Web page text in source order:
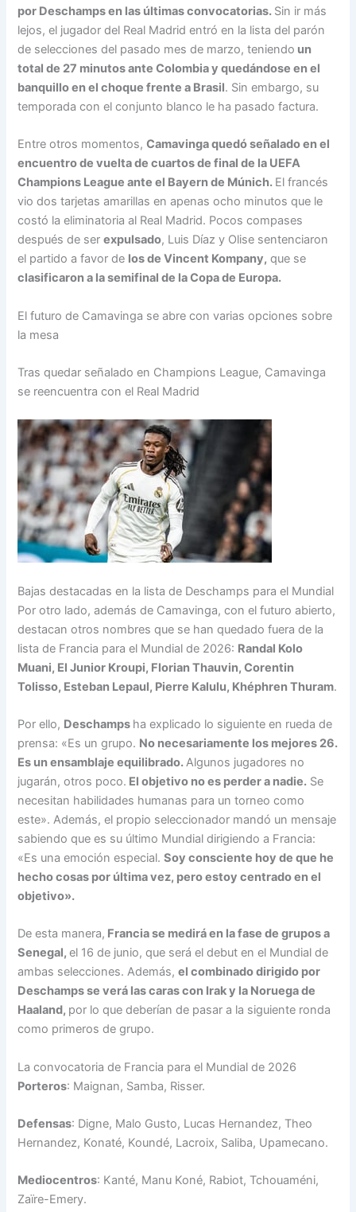
por Deschamps en las últimas convocatorias. Sin ir más
lejos, el jugador del Real Madrid entró en la lista del parón
de selecciones del pasado mes de marzo, teniendo un
total de 27 minutos ante Colombia y quedándose en el
banquillo en el choque frente a Brasil. Sin embargo, su
temporada con el conjunto blanco le ha pasado factura.
Entre otros momentos,Camavinga quedó señalado en el
encuentro de vuelta de cuartos de final de la UEFA
Champions League ante el Bayern de Múnich. El francés
vio dos tarjetas amarillas en apenas ocho minutos que le
costó la eliminatoria al Real Madrid. Pocos compases
después de serexpulsado, Luis Díaz y Olise sentenciaron
el partido a favor de los de Vincent Kompany, que se
clasificaron a la semifinal de la Copa de Europa.
El futuro de Camavinga se abre con varias opciones sobre
la mesa
Tras quedar señalado en Champions League, Camavinga
se reencuentra con el Real Madrid
Bajas destacadas en la lista de Deschamps para el Mundial
Por otro lado, además de Camavinga, con el futuro abierto,
destacan otros nombres que se han quedado fuera de la
lista de Francia para el Mundial de 2026: Randal Kolo
Muani, El Junior Kroupi, Florian Thauvin, Corentin
Tolisso, Esteban Lepaul, Pierre Kalulu, Khéphren Thuram.
Por ello, Deschamps ha explicado lo siguiente en rueda de
prensa: «Es un grupo. No necesariamente los mejores 26.
Es un ensamblaje equilibrado.Algunos jugadores no
jugarán, otros poco. El objetivo no es perder a nadie. Se
necesitan habilidades humanas para un torneo como
este». Además, el propio seleccionador mandó un mensaje
sabiendo que es su último Mundial dirigiendo a Francia:
«Es una emoción especial.Soy consciente hoy de que he
hecho cosas por última vez, pero estoy centrado en el
objetivo».
De esta manera, Francia se medirá en la fase de grupos a
Senegal,el 16 de junio, que será el debut en el Mundial de
ambas selecciones. Además,el combinado dirigido por
Deschamps se verá las caras con Irak y la Noruega de
Haaland, por lo que deberían de pasar a la siguiente ronda
como primeros de grupo.
La convocatoria de Francia para el Mundial de 2026
Porteros: Maignan, Samba, Risser.
Defensas: Digne, Malo Gusto, Lucas Hernandez, Theo
Hernandez, Konaté, Koundé, Lacroix, Saliba, Upamecano.
Mediocentros: Kanté, Manu Koné, Rabiot, Tchouaméni,
Zaïre-Emery.